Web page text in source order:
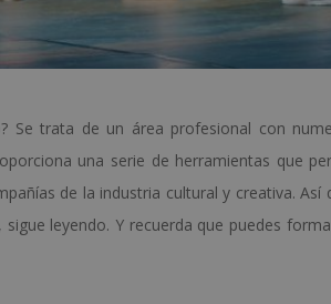
Se trata de un área profesional con
una serie de herramientas que
de la industria cultural y creativa. Así
leyendo. Y recuerda que puedes